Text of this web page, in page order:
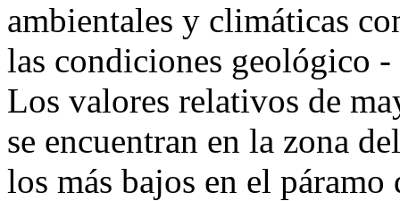
ambientales y climáticas
las condiciones geológico
Los valores relativos de
se encuentran en la zona
los más bajos en el